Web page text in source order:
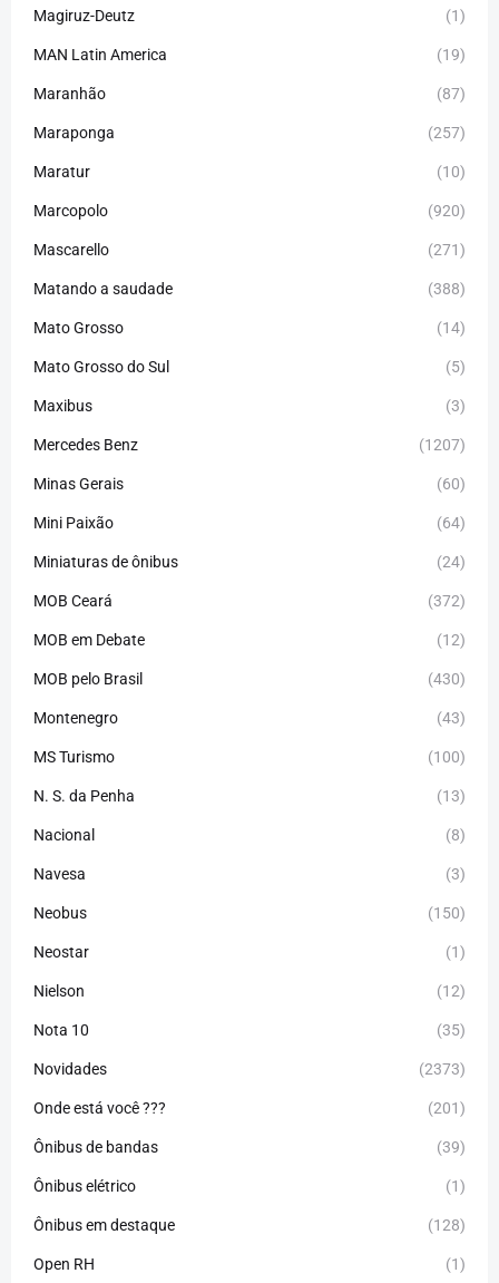
Magiruz-Deutz (1)
MAN Latin America (19)
Maranhão (87)
Maraponga (257)
Maratur (10)
Marcopolo (920)
Mascarello (271)
Matando a saudade (388)
Mato Grosso (14)
Mato Grosso do Sul (5)
Maxibus (3)
Mercedes Benz (1207)
Minas Gerais (60)
Mini Paixão (64)
Miniaturas de ônibus (24)
MOB Ceará (372)
MOB em Debate (12)
MOB pelo Brasil (430)
Montenegro (43)
MS Turismo (100)
N. S. da Penha (13)
Nacional (8)
Navesa (3)
Neobus (150)
Neostar (1)
Nielson (12)
Nota 10 (35)
Novidades (2373)
Onde está você ??? (201)
Ônibus de bandas (39)
Ônibus elétrico (1)
Ônibus em destaque (128)
Open RH (1)